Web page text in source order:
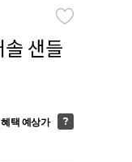
샌들
택 예상가